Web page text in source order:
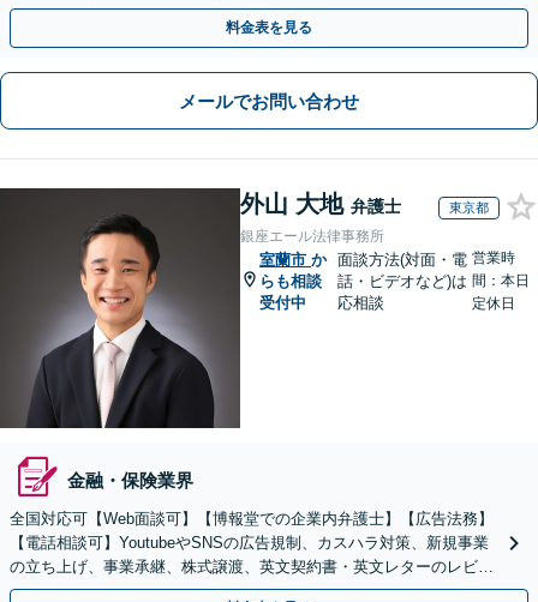
や契約書作成・交渉はお任せください【初回無料】
料金表を見る
メールでお問い合わせ
外山 大地 弁護士 東京都
銀座エール法律事務所
室蘭市 か
らも相談
受付中
面談方法(対面・電
話・ビデオなど)は
応相談
営業時
間：本日
定休日
金融・保険業界
全国対応可【Web面談可】【博報堂での企業内弁護士】【広告法務】
【電話相談可】YoutubeやSNSの広告規制、カスハラ対策、新規事業
の立ち上げ、事業承継、株式譲渡、英文契約書・英文レターのレビュ
ー・ドラフトなどに対応。